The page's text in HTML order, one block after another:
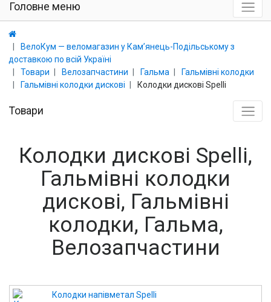
Головне меню
ВелоКум — веломагазин у Кам’янець-Подільському з
доставкою по всій Україні
Товари
Велозапчастини Гальма
Гальмівні колодки
Гальмівні колодки дискові
Колодки дискові Spelli
Товари
Колодки дискові Spelli,
Гальмівні колодки
дискові, Гальмівні
колодки, Гальма,
Велозапчастини
Колодки напівметал Spelli